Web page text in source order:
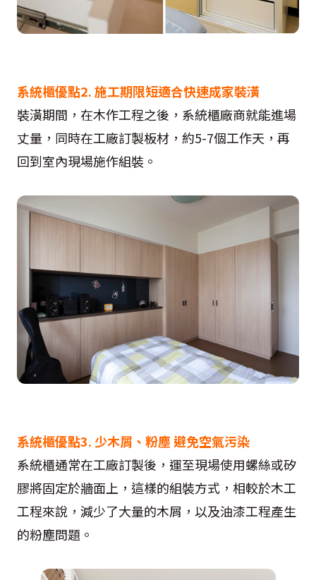
系統櫃優點2. 施工期限短適合快速成家裝潢
裝潢期間，在木作工程之後，系統櫃廠商就能進場
丈量，同時在工廠訂製板材，約5-7個工作天，再
回到室內現場施作組裝。
系統櫃優點3. 少木屑、粉塵 避免空氣污染
系統櫃通常在工廠訂製後，運至現場使用螺絲或矽
膠將固定於牆面上，這樣的組裝方式，相較於木工
工程來說，減少了大量的木屑，以及油漆工程產生
的粉塵問題。